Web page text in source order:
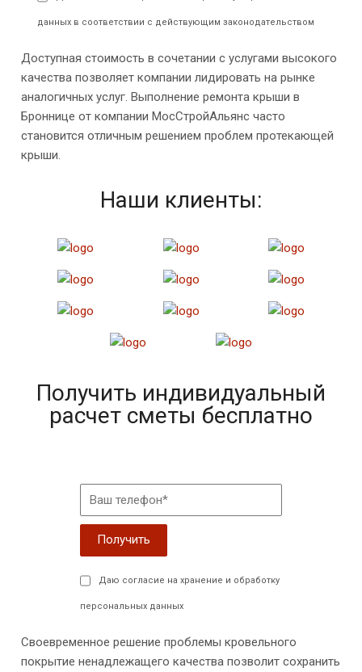
данных в соответствии с действующим законодательством
Доступная стоимость в сочетании с услугами высокого
качества позволяет компании лидировать на рынке
аналогичных услуг. Выполнение ремонта крыши в
Броннице от компании МосСтройАльянс часто
становится отличным решением проблем протекающей
крыши.
Наши клиенты:
Получить индивидуальный
расчет сметы бесплатно
Даю согласие на хранение и обработку
персональных данных
Своевременное решение проблемы кровельного
покрытие ненадлежащего качества позволит сохранить